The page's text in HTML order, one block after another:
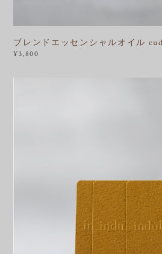
ブレンドエッセンシャルオイル
¥3,800